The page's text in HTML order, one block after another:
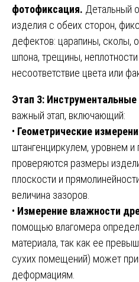
фотофиксация. Детальный
изделия с обеих сторон,
дефектов: царапины, сколы,
шпона, трещины,
несоответствие цвета или
Этап 3: Инструментальные
важный этап, включающий:
• Геометрические
штангенциркулем, уровнем и
проверяются размеры
плоскости и
величина зазоров.
• Измерение влажности
помощью влагомера
материала, так как ее
сухих помещений) может
деформациям.